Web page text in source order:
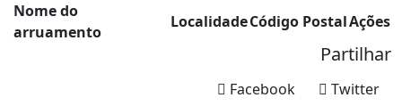
Nome do
arruamento
LocalidadeCódigo PostalAções
Partilhar
Twitter
Facebook